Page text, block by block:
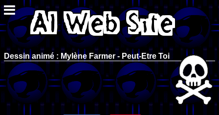
Dessin animé : Mylène Farmer - Peut-Etre Toi